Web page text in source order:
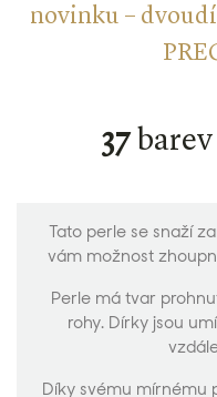
novinku –
37
Tato perle se snaží
vám možnost
Perle má tvar
rohy. Dírky jsou
Díky svému mírnému